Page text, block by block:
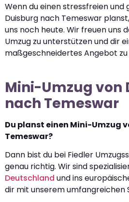
Wenn du einen stressfreien und
Duisburg nach Temeswar
uns noch heute. Wir freuen uns
Umzug zu unterstützen und dir
maßgeschneidertes Angebot
Mini-Umzug von
nach Temeswar
Du planst einen Mini-Umzug
Temeswar?
Dann bist du bei Fiedler
genau richtig. Wir sind
Deutschland und ins
dir mit unserem umfangreichen